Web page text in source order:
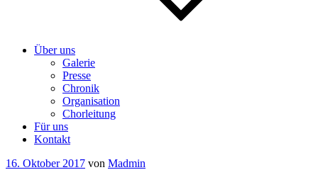
Über uns
Galerie
Presse
Chronik
Organisation
Chorleitung
Für uns
Kontakt
Veröffentlicht
16. Oktober 2017 von Madmin